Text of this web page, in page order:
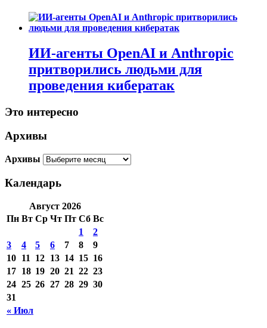
ИИ-агенты OpenAI и Anthropic
притворились людьми для
проведения кибератак
Это интересно
Архивы
Архивы
Календарь
Август 2026
Пн Вт Ср Чт Пт Сб Вс
« Июл
1
2
3
4 5 6 7 8
9
10 11 12 13 14 15 16
17 18 19 20 21 22 23
24 25 26 27 28 29 30
31